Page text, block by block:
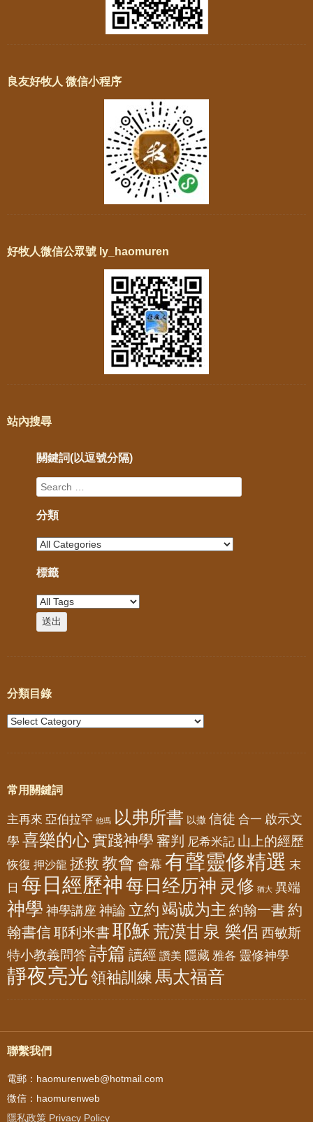
良友好牧人 微信小程序
好牧人微信公眾號 ly_haomuren
站內搜尋
關鍵詞(以逗號分隔)
分類
標籤
分類目錄
常用關鍵詞
主再來 亞伯拉罕 他瑪 以弗所書 以撒 信徒 合一 啟示文
學 喜樂的心實踐神學 審判 尼希米記 山上的經歷
恢復 押沙龍 拯救 教會 會幕 有聲靈修精選 末
日 每日經歷神 每日经历神 灵修 猶大 異端
神學 神學講座 神論 立約 竭诚为主 約翰一書 約
翰書信耶利米書 耶穌荒漠甘泉 樂侶 西敏斯
特小教義問答詩篇 讀經 讚美 隱藏 雅各 靈修神學
靜夜亮光 領袖訓練 馬太福音
聯繫我們
電郵：haomurenweb@hotmail.com
微信：haomurenweb
隱私政策 Privacy Policy